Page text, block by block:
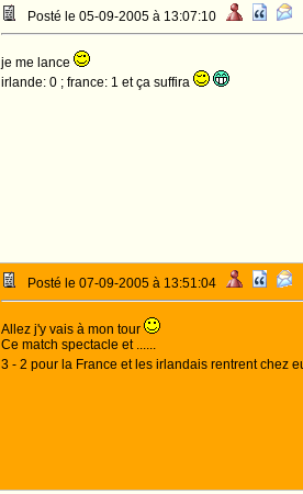
Posté le 05-09-2005 à 13:07:10
je me lance
irlande: 0 ; france: 1 et ça suffira
Posté le 07-09-2005 à 13:51:04
Allez j'y vais à mon tour
Ce match spectacle et ......
3 - 2 pour la France et les irlandais rentrent chez